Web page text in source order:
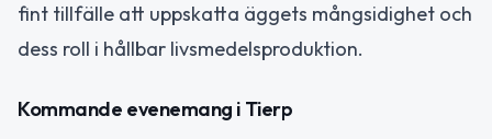
fint tillfälle att uppskatta äggets mångsidighet och
dess roll i hållbar livsmedelsproduktion.
Kommande evenemang i Tierp